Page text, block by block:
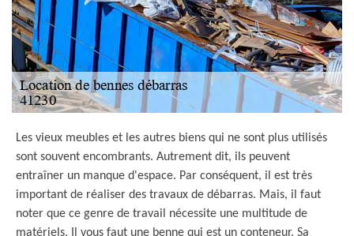
Les vieux meubles et les autres biens qui ne sont plus utilisés
sont souvent encombrants. Autrement dit, ils peuvent
entraîner un manque d'espace. Par conséquent, il est très
important de réaliser des travaux de débarras. Mais, il faut
noter que ce genre de travail nécessite une multitude de
matériels. Il vous faut une benne qui est un conteneur. Sa